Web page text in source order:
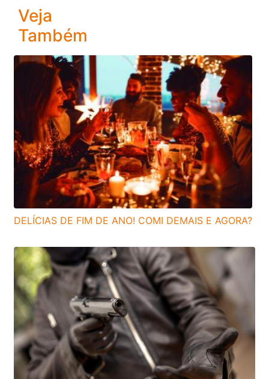
Veja
Também
DELÍCIAS DE FIM DE ANO! COMI DEMAIS E AGORA?